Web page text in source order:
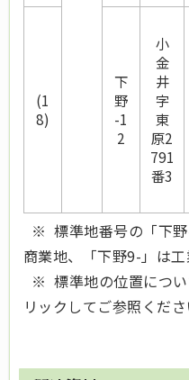
(1
8)
下
野
-1
2
小
金
井
字
東
原2
791
番3
※ 標準地番号の「下
商業地、「下野9-」は工
※ 標準地の位置につ
リックしてご参照くだ